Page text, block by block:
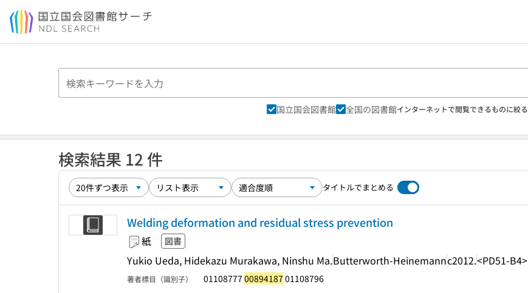
本文へ移動
国立国会図書館 全国の図書館インターネットで閲覧できるものに絞る
検索結果 12 件
タイトルでまとめる
Welding deformation and residual stress prevention
紙 図書
Yukio Ueda, Hidekazu Murakawa, Ninshu Ma.Butterworth-Heinemannc2012.<PD51-B4>
著者標目（識別子） 01108777 00894187 01108796